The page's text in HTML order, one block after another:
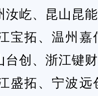
屹、昆山昆
宝拓、温州
创、浙江键
盛拓、宁波